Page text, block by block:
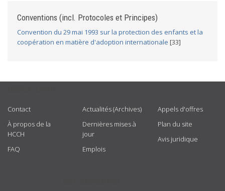
Conventions (incl. Protocoles et Principes)
Convention du 29 mai 1993 sur la protection des enfants et la
coopération en matière d'adoption internationale [33]
Contact
À propos de la
HCCH
FAQ
Actualités (Archives)
Dernières mises à
jour
Emplois
Appels d'offres
Plan du site
Avis juridique